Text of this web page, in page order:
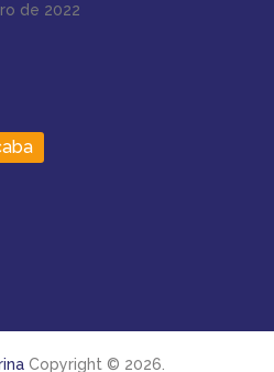
de 2022
Copyright © 2026.